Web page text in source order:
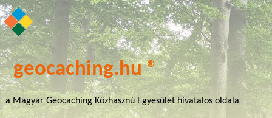
geocaching.hu ®
a Magyar Geocaching Közhasznú Egyesület hivatalos oldala